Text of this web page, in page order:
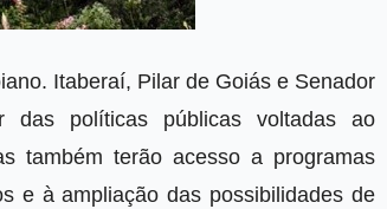
Itaberaí, Pilar de Goiás e Senador
políticas públicas voltadas ao
também terão acesso a programas
e à ampliação das possibilidades de